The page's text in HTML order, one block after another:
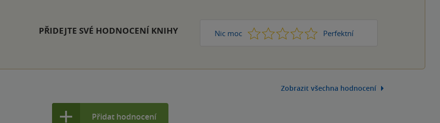
PŘIDEJTE SVÉ HODNOCENÍ KNIHY Nic moc 1 2 3 4 Perfektní
5
Zobrazit všechna hodnocení
Přidat hodnocení